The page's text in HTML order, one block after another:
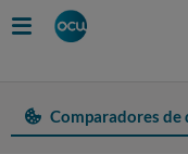
Comparadores de